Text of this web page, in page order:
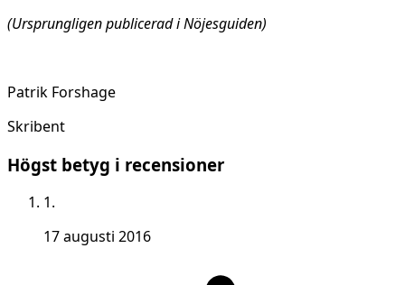
(Ursprungligen publicerad i Nöjesguiden)
Patrik Forshage
Skribent
Högst betyg i recensioner
1.
17 augusti 2016